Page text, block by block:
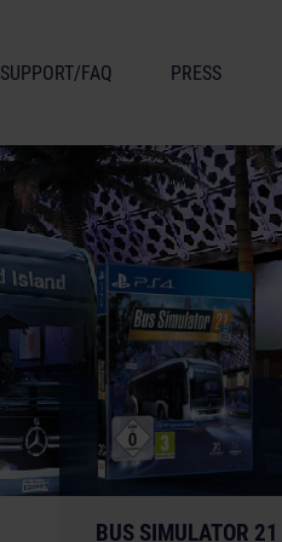
SUPPORT/FAQ PRESS
BUS SIMULATOR 21